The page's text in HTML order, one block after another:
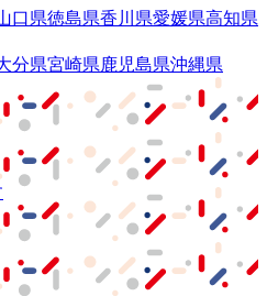
口県徳島県香川県愛媛県高知県
分県宮崎県鹿児島県沖縄県